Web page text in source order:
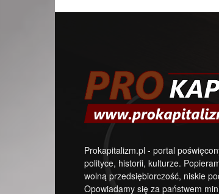
Prokapitalizm.pl - portal
polityce, historii, kulturze.
wolną przedsiębiorczość, niskie
Opowiadamy się za państwem